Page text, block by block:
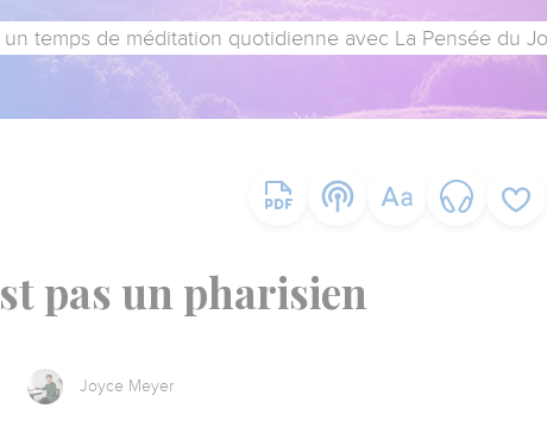
un temps de méditation quotidienne avec La Pensée du
pas un pharisien
Joyce Meyer